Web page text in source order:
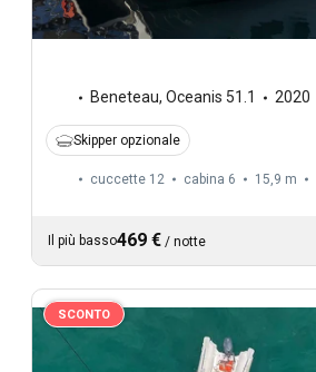
Beneteau, Oceanis 51.1 2020
Skipper opzionale
cuccette 12 cabina 6 15,9 m
Il più basso469 € / notte
SCONTO